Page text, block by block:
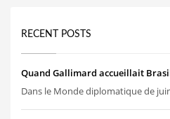
RECENT POSTS
Quand Gallimard accueillait
Dans le Monde diplomatique de